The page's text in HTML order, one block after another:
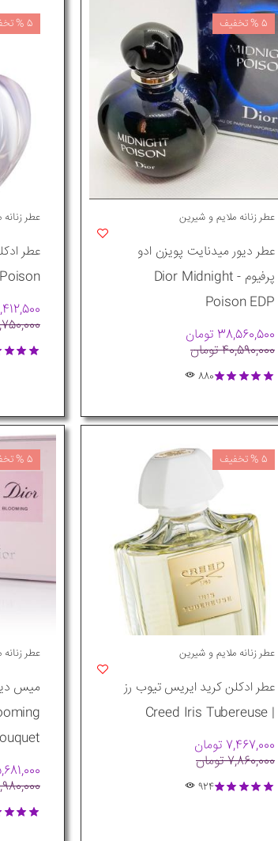
5 % تخفیف
عطر زنانه ملایم و شیرین
عطر دیور میدنایت پویزن ادو
پرفیوم - Dior Midnight
Poison EDP
38,560,500 تومان
40,590,000 تومان
880
5 % تخفیف
عطر
عطر
6,412,500
6,750,000
5 % تخفیف
عطر زنانه ملایم و شیرین
عطر ادکلن کرید ایریس تیوب رز
| Creed Iris Tubereuse
7,467,000 تومان
7,860,000 تومان
924
5 % تخفیف
عطر
میس
5,681,000
5,980,000